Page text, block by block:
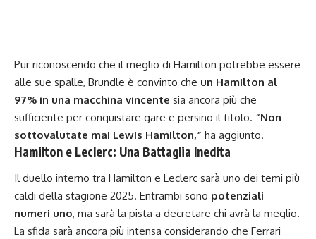
Pur riconoscendo che il meglio di Hamilton potrebbe essere
alle sue spalle, Brundle è convinto che un Hamilton al
97% in una macchina vincente sia ancora più che
sufficiente per conquistare gare e persino il titolo. “Non
sottovalutate mai Lewis Hamilton,” ha aggiunto.
Hamilton e Leclerc: Una Battaglia Inedita
Il duello interno tra Hamilton e Leclerc sarà uno dei temi più
caldi della stagione 2025. Entrambi sono potenziali
numeri uno, ma sarà la pista a decretare chi avrà la meglio.
La sfida sarà ancora più intensa considerando che Ferrari